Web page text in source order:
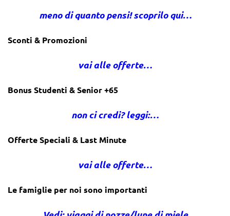
meno di quanto pensi! scoprilo qui…
Sconti & Promozioni
vai alle offerte…
Bonus Studenti & Senior +65
non ci credi? leggi:…
Offerte Speciali & Last Minute
vai alle offerte…
Le famiglie per noi sono importanti